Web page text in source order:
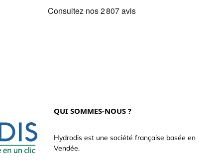
QUI SOMMES-NOUS ?
Hydrodis est une société française basée en
Vendée.